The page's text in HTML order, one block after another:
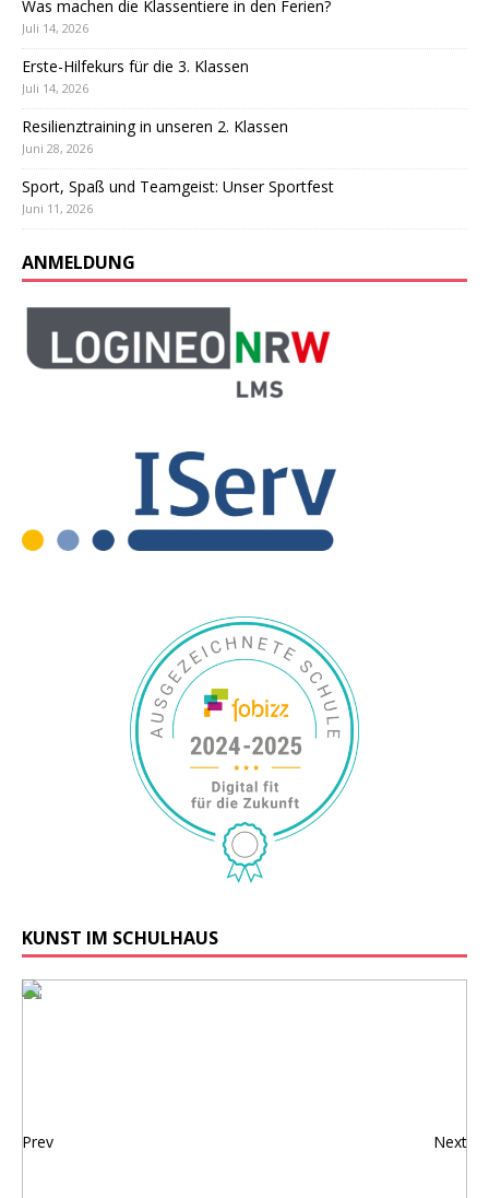
Was machen die Klassentiere in den Ferien?
Juli 14, 2026
Erste-Hilfekurs für die 3. Klassen
Juli 14, 2026
Resilienztraining in unseren 2. Klassen
Juni 28, 2026
Sport, Spaß und Teamgeist: Unser Sportfest
Juni 11, 2026
ANMELDUNG
KUNST IM SCHULHAUS
Prev Next